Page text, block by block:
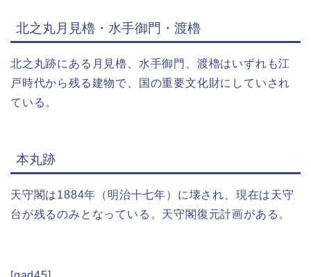
北之丸月見櫓・水手御門・渡櫓
北之丸跡にある月見櫓、水手御門、渡櫓はいずれも江
戸時代から残る建物で、国の重要文化財にしていされ
ている。
本丸跡
天守閣は1884年（明治十七年）に壊され、現在は天守
台が残るのみとなっている。天守閣復元計画がある。